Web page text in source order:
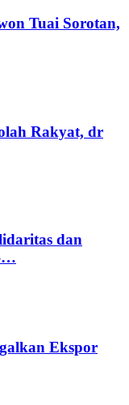
Tuai Sorotan,
Rakyat, dr
dan
Ekspor